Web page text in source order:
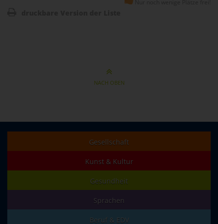
NACH OBEN
Gesellschaft
Kunst & Kultur
Gesundheit
Sprachen
Beruf & EDV